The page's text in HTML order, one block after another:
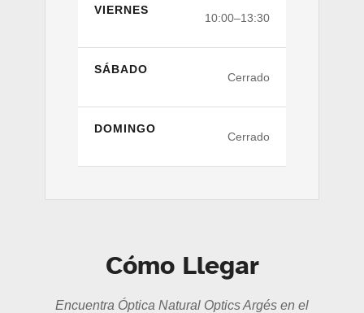
VIERNES
10:00–13:30
SÁBADO
Cerrado
DOMINGO
Cerrado
Cómo Llegar
Encuentra Óptica Natural Optics Argés en el